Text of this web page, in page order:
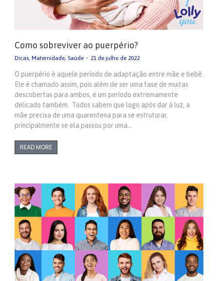
Como sobreviver ao puerpério?
Dicas, Maternidade, Saúde 21 de julho de 2022
O puerpério é aquele período de adaptação entre mãe e bebê.
Ele é chamado assim, pois além de ser uma fase de muitas
descobertas para ambos, é um período extremamente
delicado também. Todos sabem que logo após dar à luz, a
mãe precisa de uma quarentena para se estruturar,
principalmente se ela passou por uma…
READ MORE